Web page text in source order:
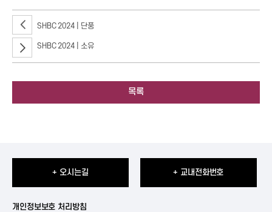
SHBC 2024 | 단풍
SHBC 2024 | 소유
목록
+ 오시는길 + 교내전화번호
개인정보보호 처리방침